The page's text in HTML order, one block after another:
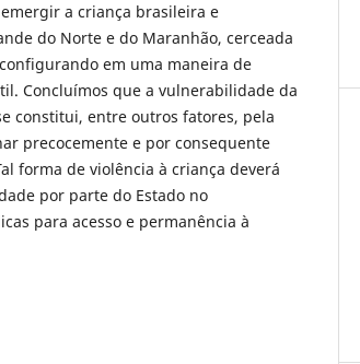
a criança brasileira e
do Norte e do Maranhão, cerceada
em uma maneira de
Concluímos que a vulnerabilidade da
constitui, entre outros fatores, pela
precocemente e por consequente
forma de violência à criança deverá
por parte do Estado no
para acesso e permanência à